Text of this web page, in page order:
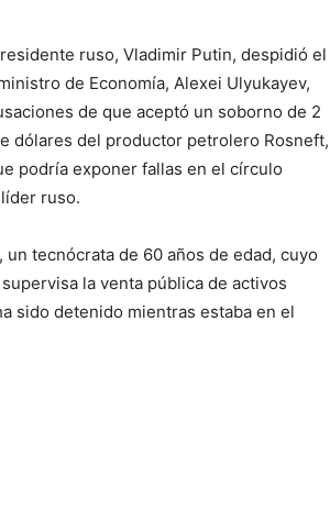
ruso, Vladimir Putin, despidió el
de Economía, Alexei Ulyukayev,
de que aceptó un soborno de 2
dólares del productor petrolero Rosneft,
podría exponer fallas en el círculo
ruso.
un tecnócrata de 60 años de edad, cuyo
la venta pública de activos
sido detenido mientras estaba en el